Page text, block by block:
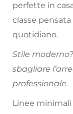
perfette in
classe
quotidiano.
Stile
sbagliare
professionale.
Linee minimali